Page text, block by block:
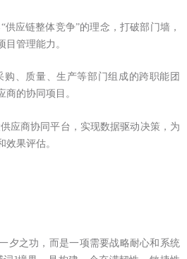
应链整体竞争”的理念，打破部门墙，
管理能力。
、质量、生产等部门组成的跨职能团
商的协同项目。
应商协同平台，实现数据驱动决策，为
果评估。
夕之功，而是一项需要战略耐心和系统